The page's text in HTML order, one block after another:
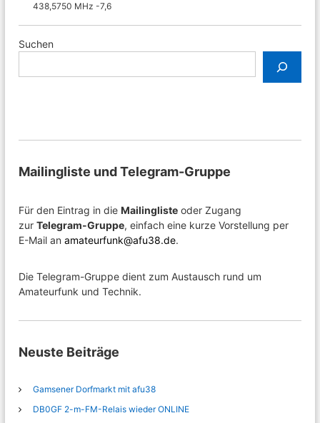
438,5750 MHz -7,6
Suchen
Mailingliste und Telegram-Gruppe
Für den Eintrag in dieMailingliste oder Zugang
zurTelegram-Gruppe, einfach eine kurze Vorstellung per
E-Mail anamateurfunk@afu38.de.
Die Telegram-Gruppe dient zum Austausch rund um
Amateurfunk und Technik.
Neuste Beiträge
Gamsener Dorfmarkt mit afu38
DB0GF 2-m-FM-Relais wieder ONLINE